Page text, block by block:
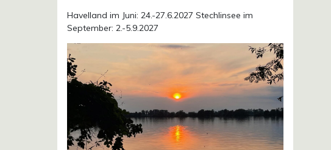
Havelland im Juni: 24.-27.6.2027 Stechlinsee im
September: 2.-5.9.2027